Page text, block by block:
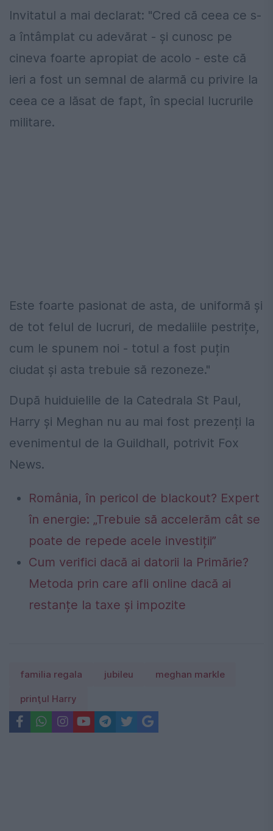
Invitatul a mai declarat: "Cred că ceea ce s-
a întâmplat cu adevărat - și cunosc pe
cineva foarte apropiat de acolo - este că
ieri a fost un semnal de alarmă cu privire la
ceea ce a lăsat de fapt, în special lucrurile
militare.
Este foarte pasionat de asta, de uniformă și
de tot felul de lucruri, de medaliile pestrițe,
cum le spunem noi - totul a fost puțin
ciudat și asta trebuie să rezoneze."
După huiduielile de la Catedrala St Paul,
Harry și Meghan nu au mai fost prezenți la
evenimentul de la Guildhall, potrivit Fox
News.
România, în pericol de blackout? Expert
în energie: „Trebuie să accelerăm cât se
poate de repede acele investiții”
Cum verifici dacă ai datorii la Primărie?
Metoda prin care afli online dacă ai
restanțe la taxe și impozite
familia regala jubileu meghan markle
prinţul Harry